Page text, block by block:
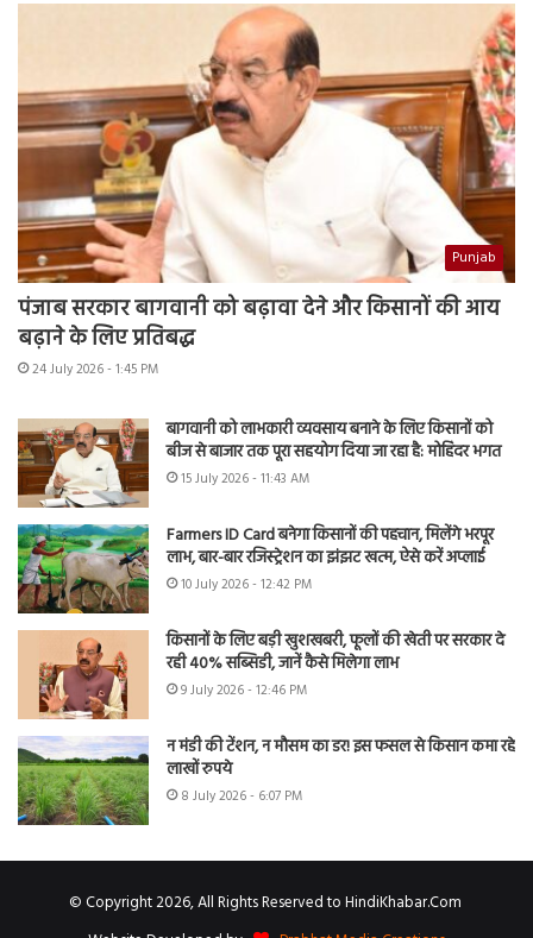
Punjab
पंजाब सरकार बागवानी को बढ़ावा देने और किसानों की आय
बढ़ाने के लिए प्रतिबद्ध
24 July 2026 - 1:45 PM
बागवानी को लाभकारी व्यवसाय बनाने के लिए किसानों को
बीज से बाजार तक पूरा सहयोग दिया जा रहा है: मोहिंदर भगत
15 July 2026 - 11:43 AM
Farmers ID Card बनेगा किसानों की पहचान, मिलेंगे भरपूर
लाभ, बार-बार रजिस्ट्रेशन का झंझट खत्म, ऐसे करें अप्लाई
10 July 2026 - 12:42 PM
किसानों के लिए बड़ी खुशखबरी, फूलों की खेती पर सरकार दे
रही 40% सब्सिडी, जानें कैसे मिलेगा लाभ
9 July 2026 - 12:46 PM
न मंडी की टेंशन, न मौसम का डर! इस फसल से किसान कमा रहे
लाखों रुपये
8 July 2026 - 6:07 PM
© Copyright 2026, All Rights Reserved to HindiKhabar.Com